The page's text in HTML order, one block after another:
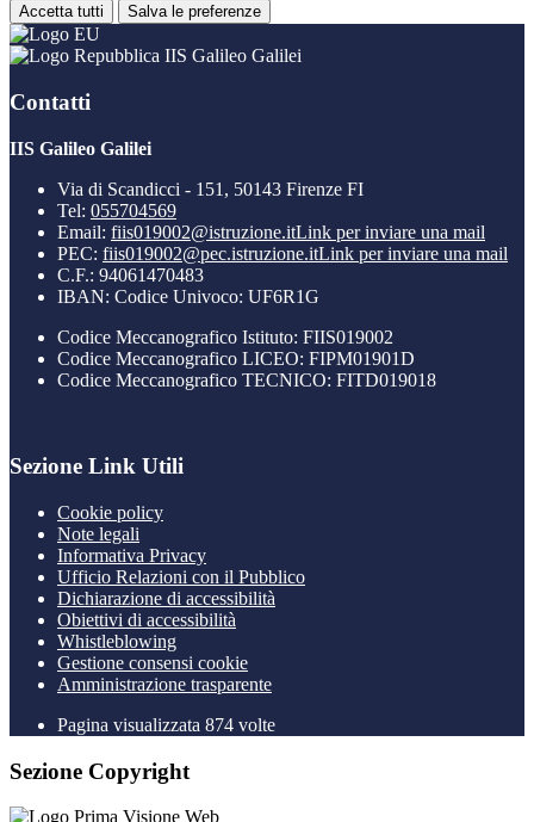
Accetta tutti Salva le preferenze
IIS Galileo Galilei
Contatti
IIS Galileo Galilei
Via di Scandicci - 151, 50143 Firenze FI
Tel: 055704569
Email: fiis019002@istruzione.itLink per inviare una mail
PEC: fiis019002@pec.istruzione.itLink per inviare una mail
C.F.: 94061470483
IBAN: Codice Univoco: UF6R1G
Codice Meccanografico Istituto: FIIS019002
Codice Meccanografico LICEO: FIPM01901D
Codice Meccanografico TECNICO: FITD019018
Sezione Link Utili
Cookie policy
Note legali
Informativa Privacy
Ufficio Relazioni con il Pubblico
Dichiarazione di accessibilità
Obiettivi di accessibilità
Whistleblowing
Gestione consensi cookie
Amministrazione trasparente
Pagina visualizzata 874 volte
Sezione Copyright